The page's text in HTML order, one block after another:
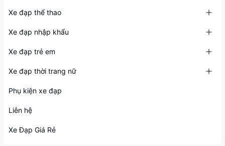
Xe đạp thể thao
Xe đạp nhập khẩu
Xe đạp trẻ em
Xe đạp thời trang nữ
Phụ kiện xe đạp
Liên hệ
Xe Đạp Giá Rẻ